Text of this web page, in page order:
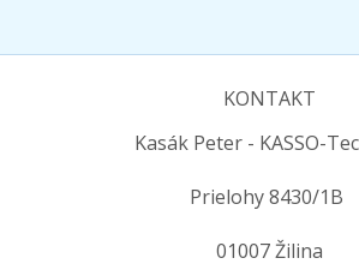
KONTAKT
Kasák Peter - KASSO-
Prielohy 8430/1B
01007 Žilina